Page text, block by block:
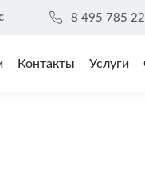
8 495 785
Контакты Услуги